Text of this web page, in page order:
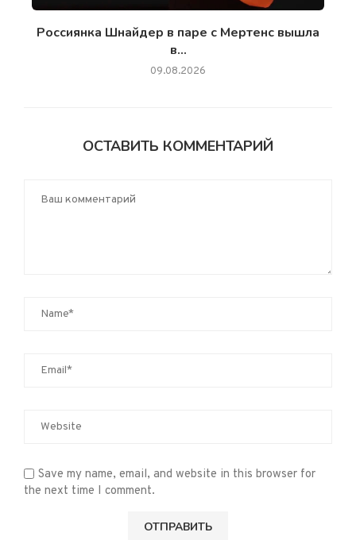
Россиянка Шнайдер в паре с Мертенс вышла
в...
09.08.2026
ОСТАВИТЬ КОММЕНТАРИЙ
Save my name, email, and website in this browser for
the next time I comment.